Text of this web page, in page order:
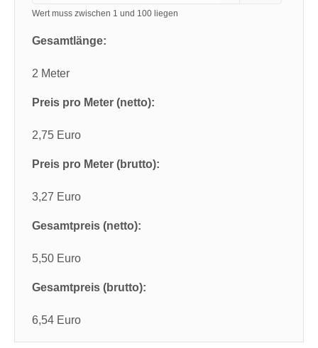
Wert muss zwischen 1 und 100 liegen
Gesamtlänge:
2 Meter
Preis pro Meter (netto):
2,75 Euro
Preis pro Meter (brutto):
3,27 Euro
Gesamtpreis (netto):
5,50 Euro
Gesamtpreis (brutto):
6,54 Euro